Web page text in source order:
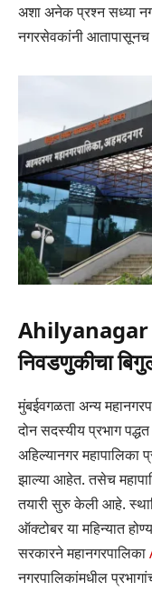
अशा अनेक प्रश्न सध्या
नगरसेवकांनी आतापासूनच
Ahilyanagar
निवडणुकीचा
मुंबईवगळता अन्य
दोन सदस्यीय प्रभाग
अहिल्यानगर
झाल्या आहेत. तसेच
तयारी सुरु केली आहे.
ऑक्टोबर या महिन्यात
सरकारने महानगरपालिका
नगरपालिकांमधील